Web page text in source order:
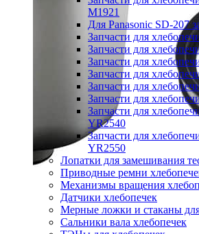
M1921
Для Panasonic SD-207
Запчасти для
Запчасти для
Запчасти для
Запчасти для
Запчасти для
Запчасти для
Запчасти для
YR2540
Запчасти для
YR2550
Лопатки для замешивания
Приводные ремни
Механизмы вращения
Датчики хлебопечек
Мерные ложки и стаканы
Сальники вала хлебопечек